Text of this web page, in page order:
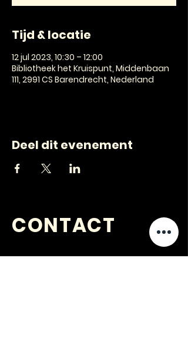
Tijd & locatie
12 jul 2023, 10:30 – 12:00
Bibliotheek het Kruispunt, Middenbaan
111, 2991 CS Barendrecht, Nederland
Deel dit evenement
CONTACT